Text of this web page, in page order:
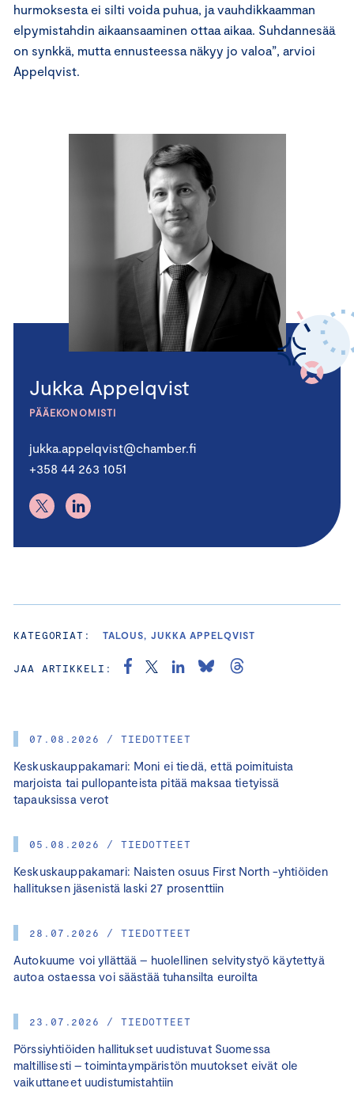
07.08.2026 / TIEDOTTEET
Keskuskauppakamari: Moni ei tiedä, että poimituista
marjoista tai pullopanteista pitää maksaa tietyissä
tapauksissa verot
05.08.2026 / TIEDOTTEET
Keskuskauppakamari: Naisten osuus First North -yhtiöiden
hallituksen jäsenistä laski 27 prosenttiin
28.07.2026 / TIEDOTTEET
Autokuume voi yllättää – huolellinen selvitystyö käytettyä
autoa ostaessa voi säästää tuhansilta euroilta
23.07.2026 / TIEDOTTEET
Pörssiyhtiöiden hallitukset uudistuvat Suomessa
maltillisesti – toimintaympäristön muutokset eivät ole
vaikuttaneet uudistumistahtiin
hurmoksesta ei silti voida puhua, ja vauhdikkaamman
elpymistahdin aikaansaaminen ottaa aikaa. Suhdannesää
on synkkä, mutta ennusteessa näkyy jo valoa”, arvioi
Appelqvist.
Jukka Appelqvist
PÄÄEKONOMISTI
jukka.appelqvist@chamber.fi
+358 44 263 1051
KATEGORIAT: TALOUS, JUKKA APPELQVIST
JAA ARTIKKELI: